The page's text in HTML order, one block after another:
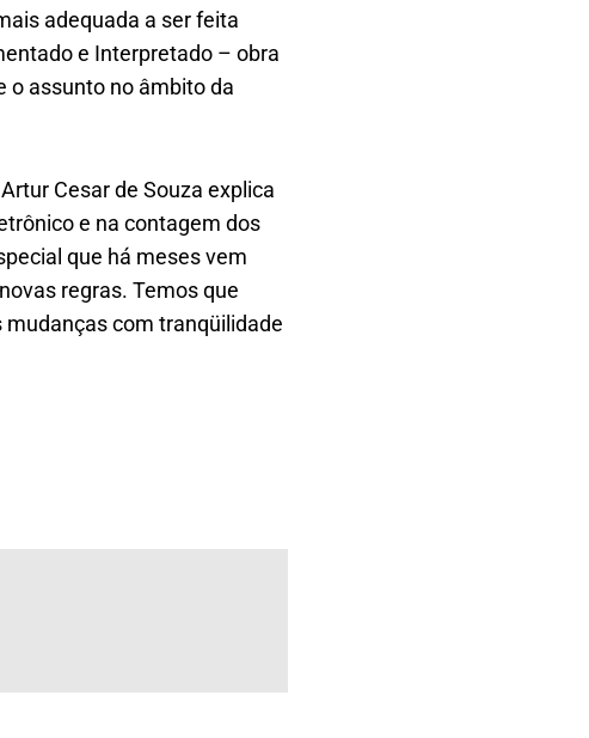
adequada a ser feita
e Interpretado – obra
o assunto no âmbito da
Cesar de Souza explica
e na contagem dos
que há meses vem
regras. Temos que
com tranqüilidade